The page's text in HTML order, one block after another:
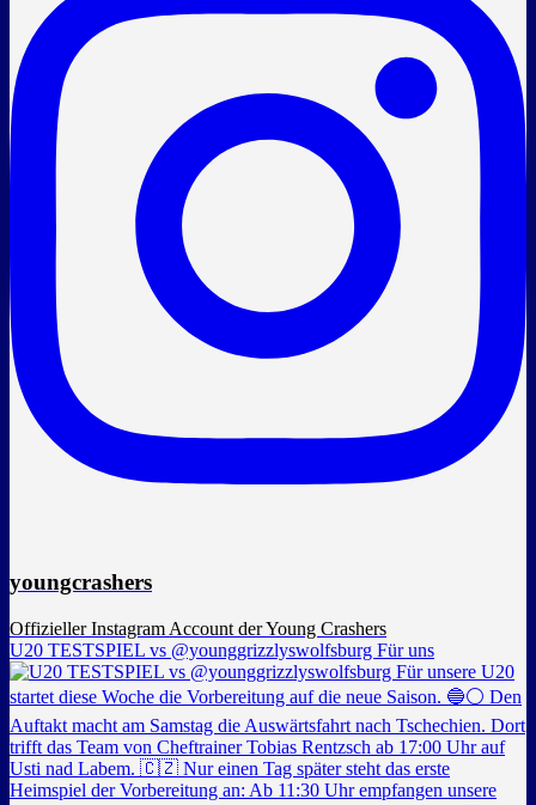
youngcrashers
Offizieller Instagram Account der Young Crashers
U20 TESTSPIEL vs @younggrizzlyswolfsburg Für uns